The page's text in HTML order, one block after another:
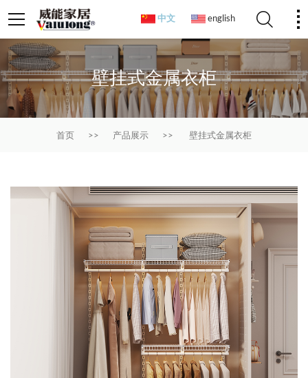
中文 english
壁挂式金属衣柜
首页 >> 产品展示 >> 壁挂式金属衣柜